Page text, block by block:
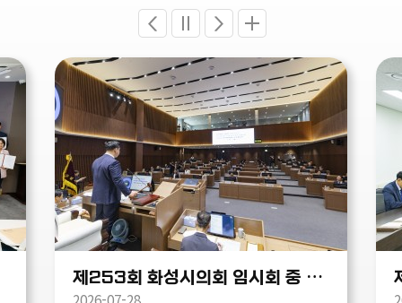
제253회 화성시의회 임시회 중 제2차 본회의